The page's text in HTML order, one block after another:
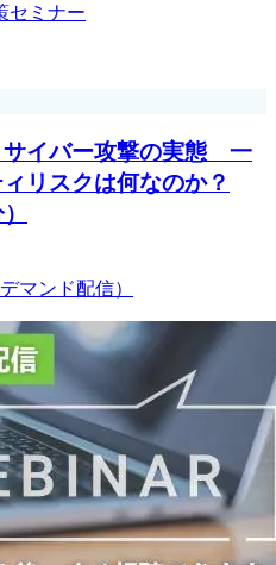
セミナー
サイバー攻撃の実態 一
リスクは何なのか？
マンド配信）